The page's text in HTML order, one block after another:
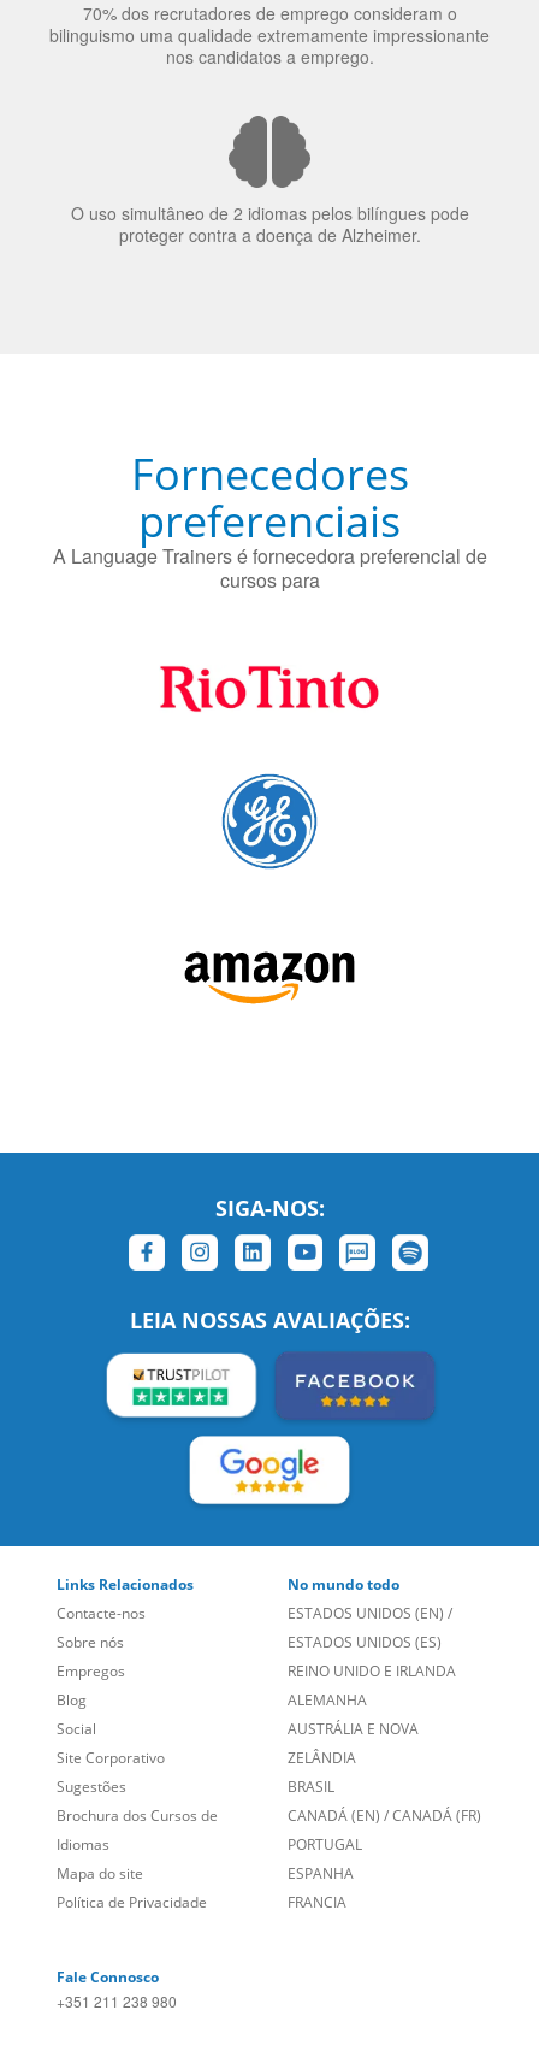
70% dos recrutadores de emprego consideram o
bilinguismo uma qualidade extremamente impressionante
nos candidatos a emprego.
O uso simultâneo de 2 idiomas pelos bilíngues pode
proteger contra a doença de Alzheimer.
Fornecedores
preferenciais
A Language Trainers é fornecedora preferencial de
cursos para
SIGA-NOS:
LEIA NOSSAS AVALIAÇÕES:
Links Relacionados
Contacte-nos
Sobre nós
Empregos
Blog
Social
Site Corporativo
Sugestões
Brochura dos Cursos de
Idiomas
Mapa do site
Política de Privacidade
No mundo todo
ESTADOS UNIDOS (EN) /
ESTADOS UNIDOS (ES)
REINO UNIDO E IRLANDA
ALEMANHA
AUSTRÁLIA E NOVA
ZELÂNDIA
BRASIL
CANADÁ (EN) /CANADÁ (FR)
PORTUGAL
ESPANHA
FRANCIA
Fale Connosco
+351 211 238 980